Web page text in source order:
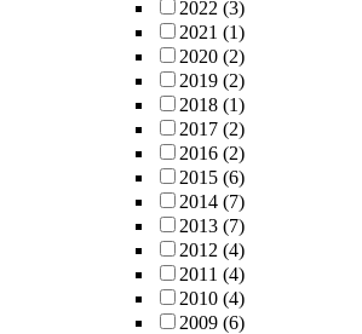
2022 (3)
2021 (1)
2020 (2)
2019 (2)
2018 (1)
2017 (2)
2016 (2)
2015 (6)
2014 (7)
2013 (7)
2012 (4)
2011 (4)
2010 (4)
2009 (6)